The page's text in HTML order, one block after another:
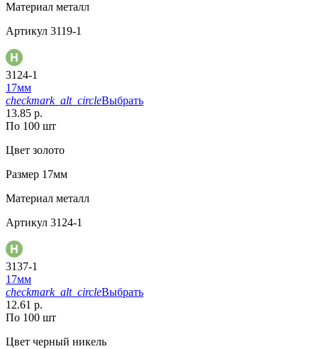
Материал металл
Артикул 3119-1
3124-1
17мм
checkmark_alt_circleВыбрать
13.85 р.
По 100 шт
Цвет золото
Размер 17мм
Материал металл
Артикул 3124-1
3137-1
17мм
checkmark_alt_circleВыбрать
12.61 р.
По 100 шт
Цвет черный никель